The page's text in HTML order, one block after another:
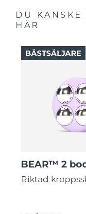
DU KANSKE
HÄR
BEAR™ 2
Riktad
BÄSTSÄLJARE